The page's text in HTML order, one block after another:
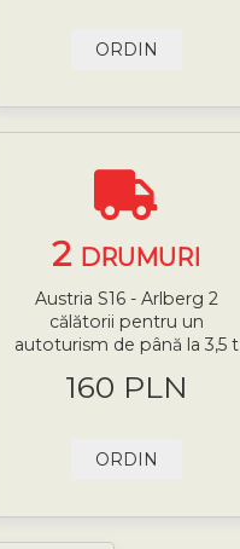
ORDIN
2 DRUMURI
Austria S16 - Arlberg 2
călătorii pentru un
autoturism de până la 3,5 t
160 PLN
ORDIN